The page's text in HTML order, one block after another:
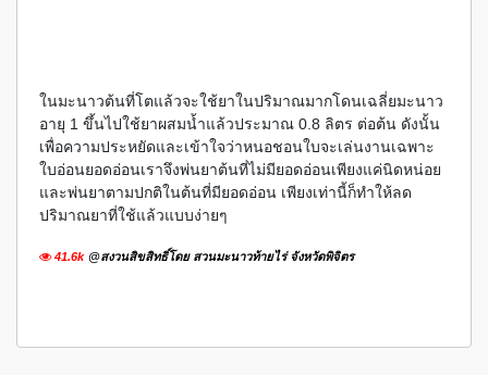
ในมะนาวต้นที่โตแล้วจะใช้ยาในปริมาณมากโดนเฉลี่ยมะนาว
อายุ 1 ขึ้นไปใช้ยาผสมน้ำแล้วประมาณ 0.8 ลิตร ต่อต้น ดังนั้น
เพื่อความประหยัดและเข้าใจว่าหนอชอนใบจะเล่นงานเฉพาะ
ใบอ่อนยอดอ่อนเราจึงพ่นยาต้นที่ไม่มียอดอ่อนเพียงแค่นิดหน่อย
และพ่นยาตามปกติในต้นที่มียอดอ่อน เพียงเท่านี้ก็ทำให้ลด
ปริมาณยาที่ใช้แล้วแบบง่ายๆ
41.6k @สงวนสิขสิทธิ์โดย สวนมะนาวท้ายไร่ จังหวัดพิจิตร